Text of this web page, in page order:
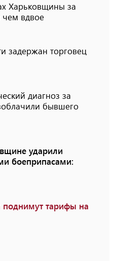
Харьковщины за
чем вдвое
задержан торговец
диагноз за
бывшего
ударили
боеприпасами:
поднимут тарифы на